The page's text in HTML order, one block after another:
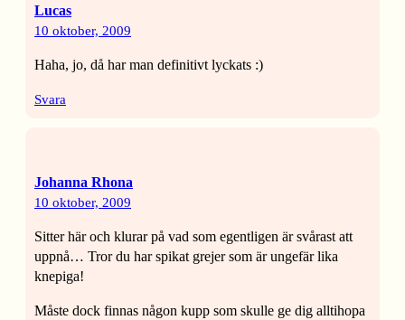
Lucas
10 oktober, 2009
Haha, jo, då har man definitivt lyckats :)
Svara
Johanna Rhona
10 oktober, 2009
Sitter här och klurar på vad som egentligen är svårast att
uppnå… Tror du har spikat grejer som är ungefär lika
knepiga!
Måste dock finnas någon kupp som skulle ge dig alltihopa